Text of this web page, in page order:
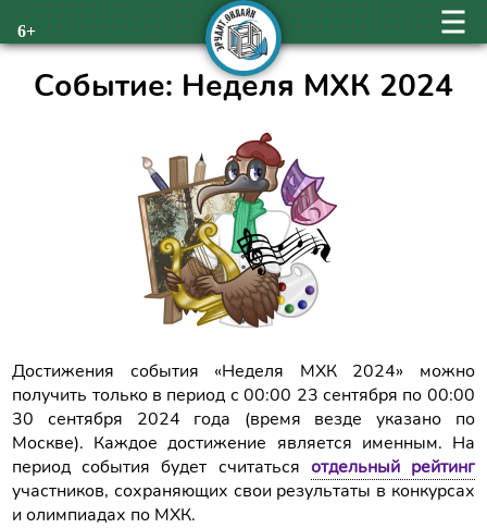
6+
Событие: Неделя МХК 2024
Достижения события «Неделя МХК 2024» можно
получить только в период с 00:00 23 сентября по 00:00
30 сентября 2024 года (время везде указано по
Москве). Каждое достижение является именным. На
период события будет считаться отдельный рейтинг
участников, сохраняющих свои результаты в конкурсах
и олимпиадах по МХК.